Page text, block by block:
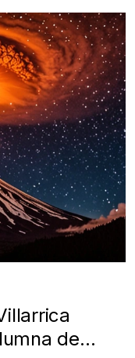
de